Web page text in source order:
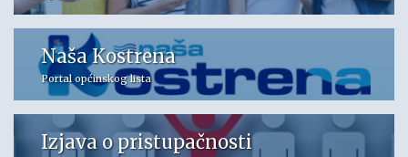
Naša Kostrena
Portal općinskog lista
Izjava o pristupačnosti